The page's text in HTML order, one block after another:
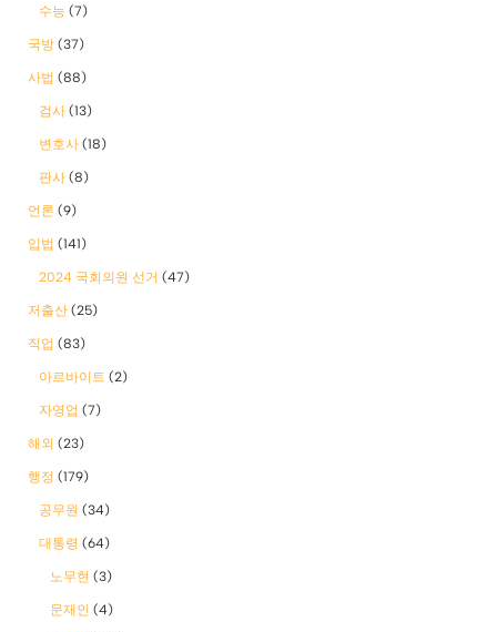
수능 (7)
국방 (37)
사법 (88)
검사 (13)
변호사 (18)
판사 (8)
언론 (9)
입법 (141)
2024 국회의원 선거 (47)
저출산 (25)
직업 (83)
아르바이트 (2)
자영업 (7)
해외 (23)
행정 (179)
공무원 (34)
대통령 (64)
노무현 (3)
문재인 (4)